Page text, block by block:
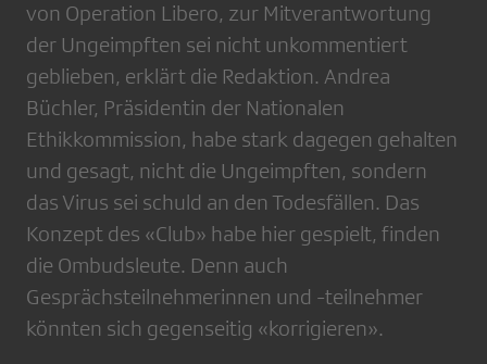
von Operation Libero, zur Mitverantwortung
der Ungeimpften sei nicht unkommentiert
geblieben, erklärt die Redaktion. Andrea
Büchler, Präsidentin der Nationalen
Ethikkommission, habe stark dagegen gehalten
und gesagt, nicht die Ungeimpften, sondern
das Virus sei schuld an den Todesfällen. Das
Konzept des «Club» habe hier gespielt, finden
die Ombudsleute. Denn auch
Gesprächsteilnehmerinnen und -teilnehmer
könnten sich gegenseitig «korrigieren».